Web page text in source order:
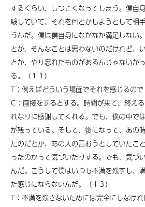
するくらい、しつこくなってしまう。僕自
験していて、それを何とかしようとして相
うんだ。僕は僕自身になかなか満足しない
とか、そんなことは思わないのだけれど、
とか、やり忘れたものがあるんじゃないか
る。（１１）
T：例えばどういう場面でそれを感じるので
C：面接をするとする。時間が来て、終え
れなりに感謝してくれる。でも、僕の中で
が残っている。そして、後になって、あの
たのだとか、あの人の言おうとしていたこ
ったのかって気づいたりする。でも、気づ
んだ。こうして僕はいつも不満を残すし、
た感じにならないんだ。（１３）
T：不満を残さないためには完全にしなけれ